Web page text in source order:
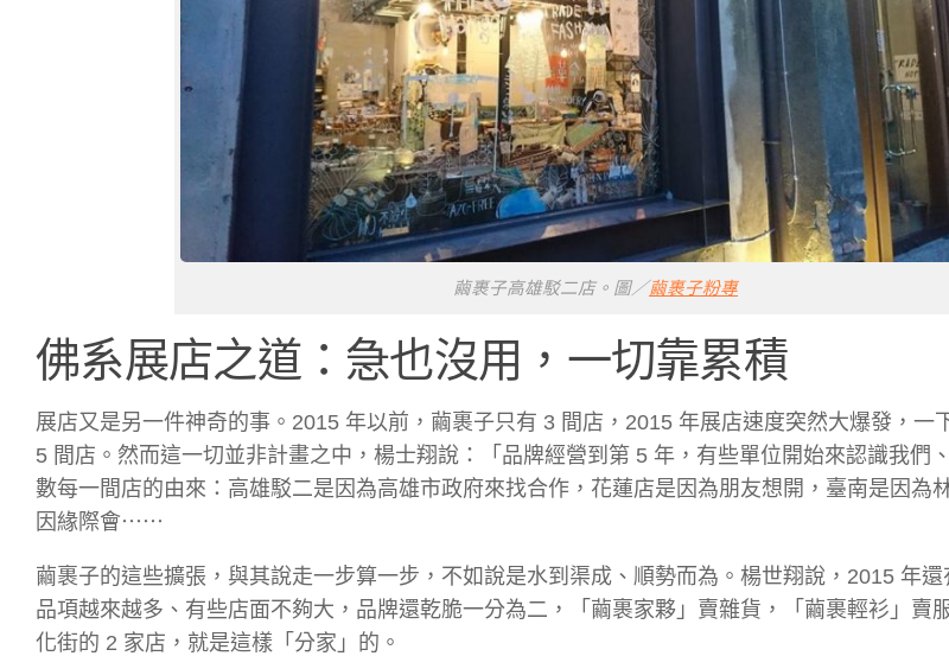
繭裹子高雄駁二店。圖／繭裹子粉專
佛系展店之道：急也沒用，一切靠累積
展店又是另一件神奇的事。2015 年以前，繭裹子只有 3 間店，2015 年展店速度突然大爆發，一
5 間店。然而這一切並非計畫之中，楊士翔說：「品牌經營到第 5 年，有些單位開始來認識我們
數每一間店的由來：高雄駁二是因為高雄市政府來找合作，花蓮店是因為朋友想開，臺南是因為
因緣際會⋯⋯
繭裹子的這些擴張，與其說走一步算一步，不如說是水到渠成、順勢而為。楊世翔說，2015 年
品項越來越多、有些店面不夠大，品牌還乾脆一分為二，「繭裹家夥」賣雜貨，「繭裹輕衫」賣
化街的 2 家店，就是這樣「分家」的。